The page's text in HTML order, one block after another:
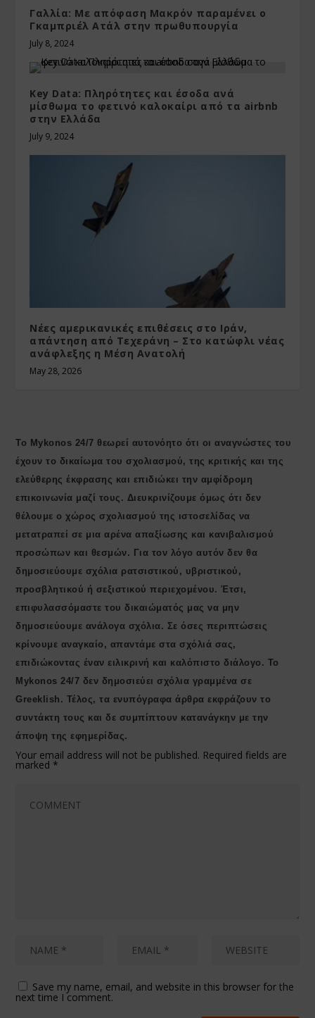
Γαλλία: Με απόφαση Μακρόν παραμένει ο
Γκαμπριέλ Ατάλ στην πρωθυπουργία
July 8, 2024
Key Data: Πληρότητες και έσοδα ανά
μίσθωμα το φετινό καλοκαίρι από τα airbnb
στην Ελλάδα
July 9, 2024
Νέες αμερικανικές επιθέσεις στο Ιράν,
απάντηση από Τεχεράνη – Στο κατώφλι νέας
ανάφλεξης η Μέση Ανατολή
May 28, 2026
Το Mykonos 24/7 θεωρεί αυτονόητο ότι οι αναγνώστες του
έχουν το δικαίωμα του σχολιασμού, της κριτικής και της
ελεύθερης έκφρασης και επιδιώκει την αμφίδρομη
επικοινωνία μαζί τους. Διευκρινίζουμε όμως ότι δεν
θέλουμε ο χώρος σχολιασμού της ιστοσελίδας να
μετατραπεί σε μια αρένα απαξίωσης και κανιβαλισμού
προσώπων και θεσμών. Για τον λόγο αυτόν δεν θα
δημοσιεύουμε σχόλια ρατσιστικού, υβριστικού,
προσβλητικού ή σεξιστικού περιεχομένου. Έτσι,
επιφυλασσόμαστε του δικαιώματός μας να μην
δημοσιεύουμε ανάλογα σχόλια. Σε όσες περιπτώσεις
κρίνουμε αναγκαίο, απαντάμε στα σχόλιά σας,
επιδιώκοντας έναν ειλικρινή και καλόπιστο διάλογο. Το
Μykonos 24/7 δεν δημοσιεύει σχόλια γραμμένα σε
Greeklish. Τέλος, τα ενυπόγραφα άρθρα εκφράζουν το
συντάκτη τους και δε συμπίπτουν κατανάγκην με την
άποψη της εφημερίδας.
Your email address will not be published. Required fields are
marked *
Save my name, email, and website in this browser for the
next time I comment.